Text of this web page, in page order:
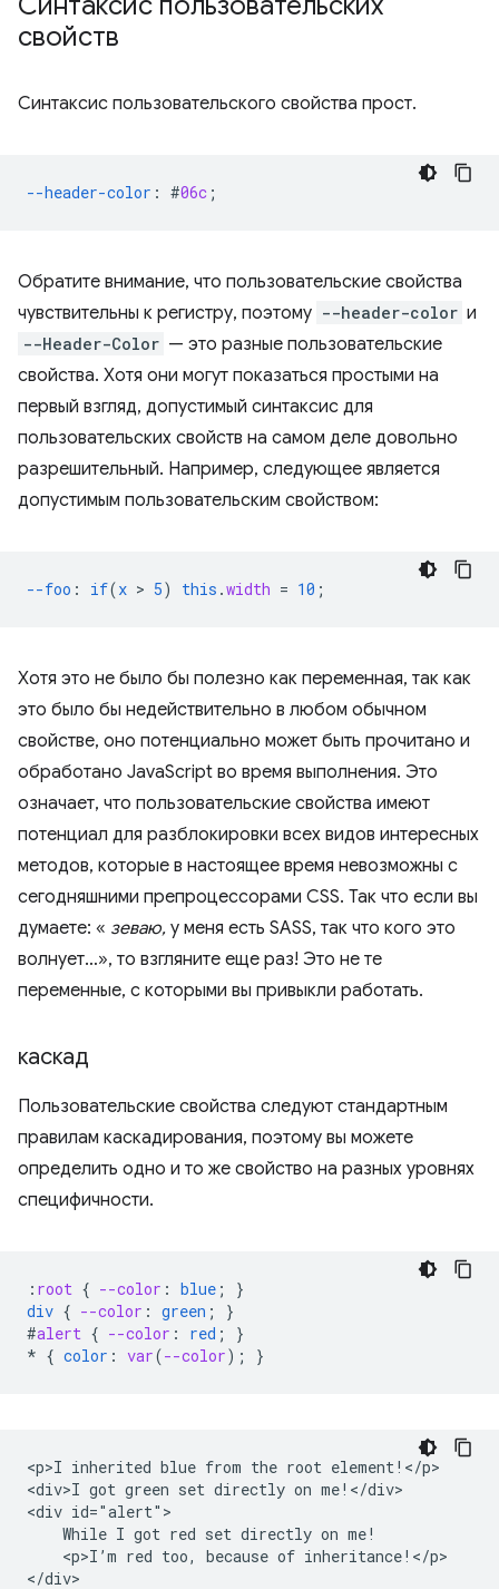
свойств
Синтаксис пользовательского свойства прост.
--header-color : #06c ;
Обратите внимание, что пользовательские свойства
чувствительны к регистру, поэтому --header-color и
--Header-Color — это разные пользовательские
свойства. Хотя они могут показаться простыми на
первый взгляд, допустимый синтаксис для
пользовательских свойств на самом деле довольно
разрешительный. Например, следующее является
допустимым пользовательским свойством:
--foo : if(x > 5) this .width = 10 ;
Хотя это не было бы полезно как переменная, так как
это было бы недействительно в любом обычном
свойстве, оно потенциально может быть прочитано и
обработано JavaScript во время выполнения. Это
означает, что пользовательские свойства имеют
потенциал для разблокировки всех видов интересных
методов, которые в настоящее время невозможны с
сегодняшними препроцессорами CSS. Так что если вы
думаете: « зеваю, у меня есть SASS, так что кого это
волнует…», то взгляните еще раз! Это не те
переменные, с которыми вы привыкли работать.
каскад
Пользовательские свойства следуют стандартным
правилам каскадирования, поэтому вы можете
определить одно и то же свойство на разных уровнях
специфичности.
: root { --color : blue ;
}
div { --color : green ;
}
#alert { --color : red ;
}
* { color : var(--color); }
<p>I inherited blue from the root element!</p>
<div>I got green set directly on me!</div>
<div id="alert">
    While I got red set directly on me!
    <p>I’m red too, because of inheritance!</p>